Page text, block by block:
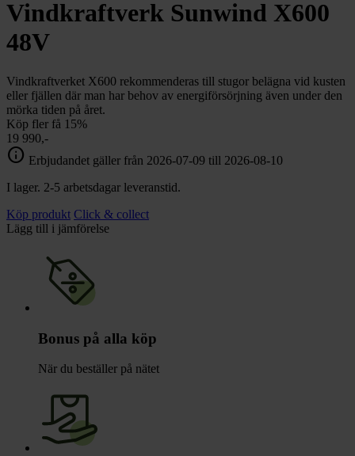
Toalett
Grill & Fritid chevron_right
Lacanche
Vindkraftverk Sunwind X600
48V
Vindkraftverket X600 rekommenderas till stugor belägna vid kusten
eller fjällen där man har behov av energiförsörjning även under den
mörka tiden på året.
Köp fler få 15%
19 990,-
info Erbjudandet gäller från 2026-07-09 till 2026-08-10
I lager. 2-5 arbetsdagar leveranstid.
Köp produkt Click & collect
Lägg till i jämförelse
Bonus på alla köp
När du beställer på nätet